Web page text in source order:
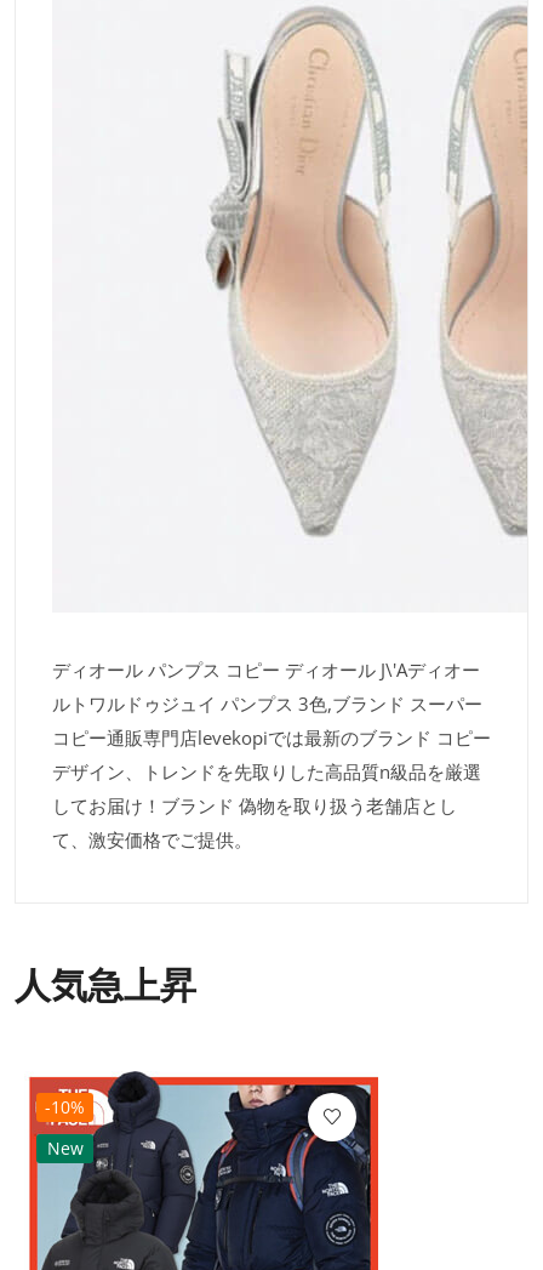
ディオール パンプス コピー ディオール J\'Aディオー
ルトワルドゥジュイ パンプス 3色,ブランド スーパー
コピー通販専門店levekopiでは最新のブランド コピー
デザイン、トレンドを先取りした高品質n級品を厳選
してお届け！ブランド 偽物を取り扱う老舗店とし
て、激安価格でご提供。
人気急上昇
-10%
New